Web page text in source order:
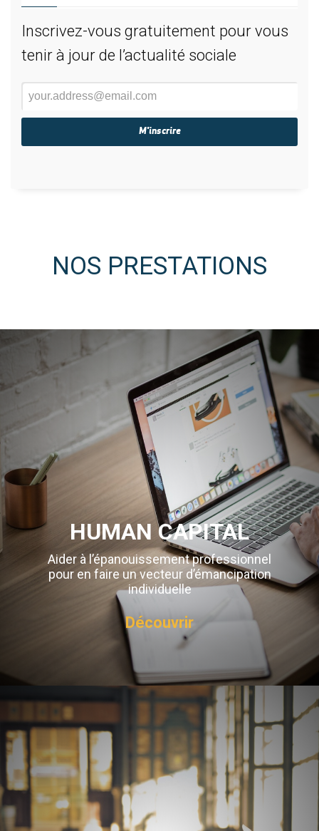
Inscrivez-vous gratuitement pour vous
tenir à jour de l’actualité sociale
NOS PRESTATIONS
HUMAN CAPITAL
Aider à l’épanouissement professionnel
pour en faire un vecteur d’émancipation
individuelle
Découvrir